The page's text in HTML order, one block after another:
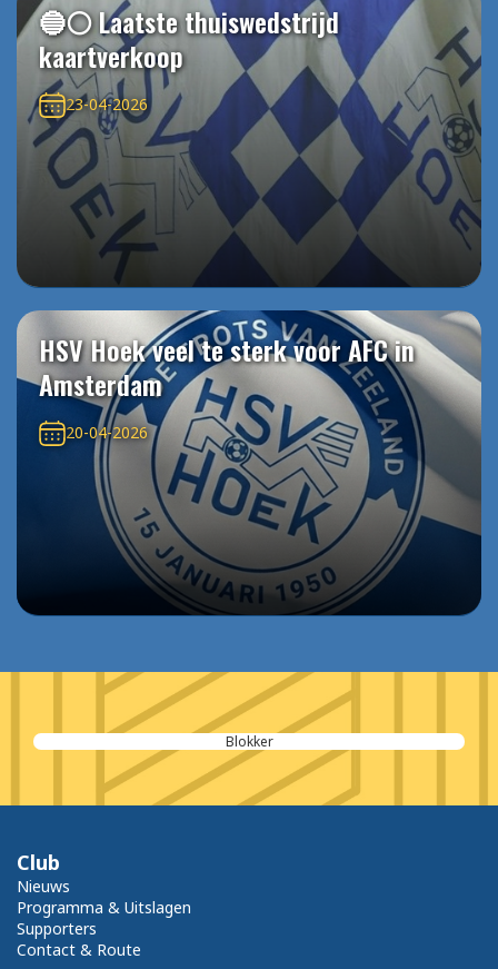
🔵⚪️ Laatste thuiswedstrijd
kaartverkoop
23-04-2026
HSV Hoek veel te sterk voor AFC in
Amsterdam
20-04-2026
Blokker
Club
Nieuws
Programma & Uitslagen
Supporters
Contact & Route